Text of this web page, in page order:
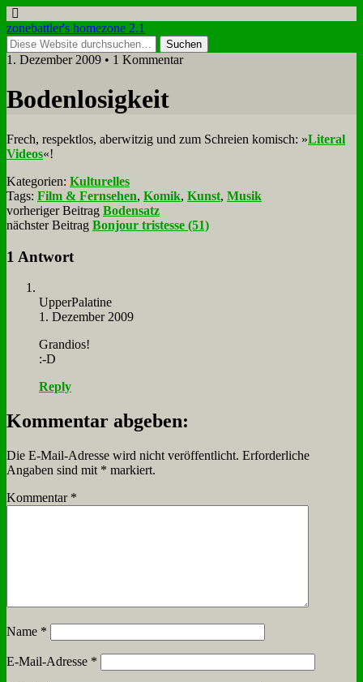
zonebattler's homezone 2.1
1. Dezember 2009 • 1 Kommentar
Bo­den­lo­sig­keit
Frech, re­spekt­los, aber­wit­zig und zum Schrei­en ko­misch: »Li­te­ral
Vi­de­os«!
Kategorien: Kulturelles
Tags: Film & Fernsehen, Komik, Kunst, Musik
vorheriger Beitrag Bodensatz
nächster Beitrag Bonjour tristesse (51)
1 Antwort
Up­per­Pa­la­ti­ne
1. Dezember 2009
Gran­di­os!
:-D
Reply
Kommentar abgeben:
Die E-Mail-Adresse wird nicht veröffentlicht. Erforderliche
Angaben sind mit * markiert.
Kommentar *
Name *
E-Mail-Adresse *